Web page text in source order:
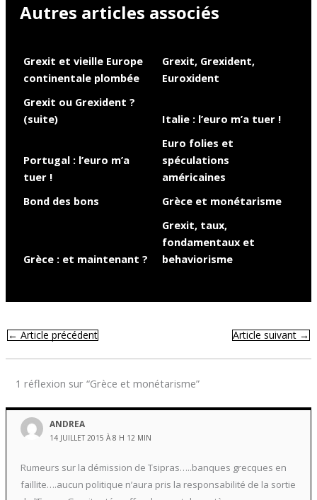
Autres articles associés
Grexit et vieille Europe
continentale plombée
Grexit, Grexident,
Euroxident
Grexit ou Grexident ?
(suite)
Italie : l’euro m’a tuer !
Portugal : l’euro m’a
tuer !
Euro folies et
spéculations
américaines
Bond des bons
Grèce et monétarisme
Grèce : et maintenant ?
Grexit, taux,
fondamentaux et
behaviorisme
←Article précédent Article suivant→
1 réflexion sur “Grèce et monétarisme”
ANDREA
14 JUILLET 2015 À 8 H 12 MIN
Rumeurs sur la démission de Tsipras…..banques grecques en
faillite….aucun politique n’aura pris la responsabilité de la sortie